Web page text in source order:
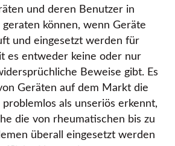
und deren Benutzer in
können, wenn Geräte
und eingesetzt werden für
es entweder keine oder nur
Beweise gibt. Es
Geräten auf dem Markt die
als unseriös erkennt,
die von rheumatischen bis zu
überall eingesetzt werden